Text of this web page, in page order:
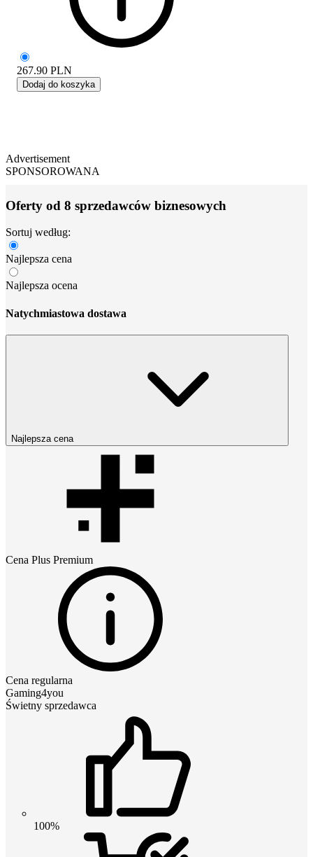
267.90 PLN
Dodaj do koszyka
Advertisement
SPONSOROWANA
Oferty od 8 sprzedawców biznesowych
Sortuj według:
Najlepsza cena
Najlepsza ocena
Natychmiastowa dostawa
Najlepsza cena
Cena Plus Premium
Cena regularna
Gaming4you
Świetny sprzedawca
100%